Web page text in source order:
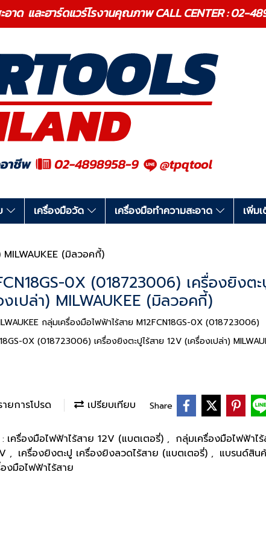
าด และฮาร์ดแวร์โรงานคุณภาพ CALL CENTER : 02-
เครื่องมือวัด เครื่องมือทำความสะอาด
เพิ่ม
(มิลวอคกี้)
0X (018723006) เครื่องยิงต
งเปล่า) MILWAUKEE (มิลวอคกี้)
กลุ่มเครื่องมือไฟฟ้าไร้สาย M12FCN18GS-0X (018723006)
0X (018723006) เครื่องยิงตะปูไร้สาย 12V (เครื่องเปล่า)
ายการโปรด เปรียบเทียบ Share
เครื่องมือไฟฟ้าไร้สาย 12V (แบตเตอรี่) , กลุ่มเครื่องมือไฟฟ้าไ
, เครื่องยิงตะปู เครื่องยิงลวดไร้สาย (แบตเตอรี่) , แบรนด์สิน
งมือไฟฟ้าไร้สาย